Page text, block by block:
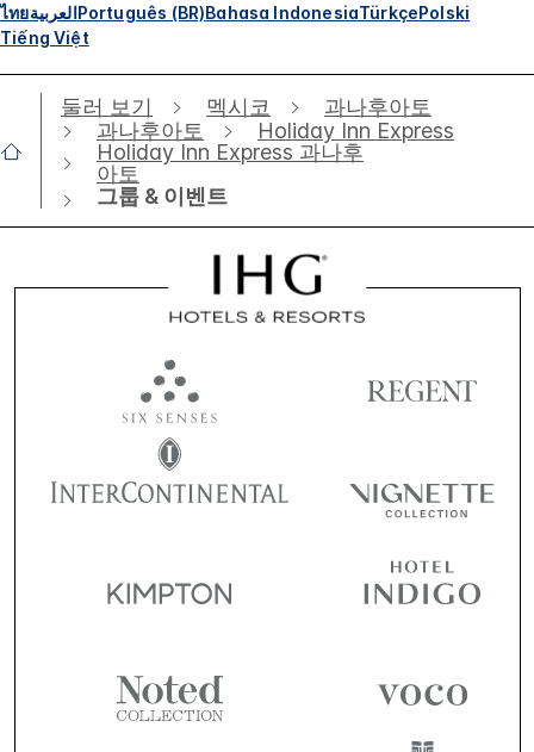
ไทยالعربيةPortuguês (BR)Bahasa IndonesiaTürkçePolski
Tiếng Việt
둘러 보기 멕시코
과나후아토
과나후아토
Holiday Inn Express
Holiday Inn Express 과나후
아토
그룹 & 이벤트